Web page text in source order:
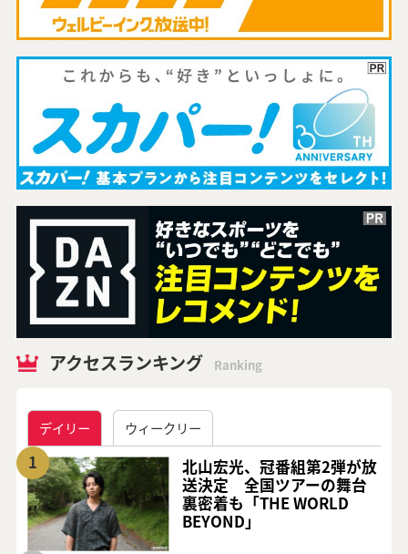
アクセスランキング Ranking
デイリー ウィークリー
1
北山宏光、冠番組第2弾が放
送決定 全国ツアーの舞台
裏密着も「THE WORLD
BEYOND」